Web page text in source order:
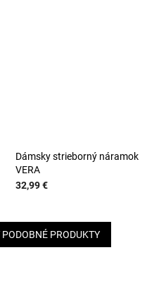
Dámsky strieborný náramok
VERA
32,99 €
PRODUKTY